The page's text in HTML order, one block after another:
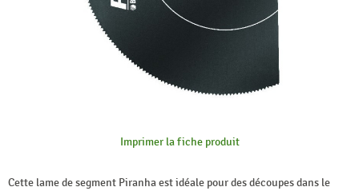
Imprimer la fiche produit
Cette lame de segment Piranha est idéale pour des découpes dans le